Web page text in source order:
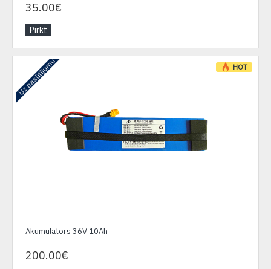
35.00€
Pirkt
HOT
Uz pasūtījumu
Akumulators 36V 10Ah
200.00€